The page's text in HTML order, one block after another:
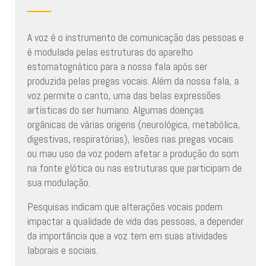
A voz é o instrumento de comunicação das pessoas e
é modulada pelas estruturas do aparelho
estomatognático para a nossa fala após ser
produzida pelas pregas vocais. Além da nossa fala, a
voz permite o canto, uma das belas expressões
artísticas do ser humano. Algumas doenças
orgânicas de várias origens (neurológica, metabólica,
digestivas, respiratórias), lesões nas pregas vocais
ou mau uso da voz podem afetar a produção do som
na fonte glótica ou nas estruturas que participam de
sua modulação.
Pesquisas indicam que alterações vocais podem
impactar a qualidade de vida das pessoas, a depender
da importância que a voz tem em suas atividades
laborais e sociais.